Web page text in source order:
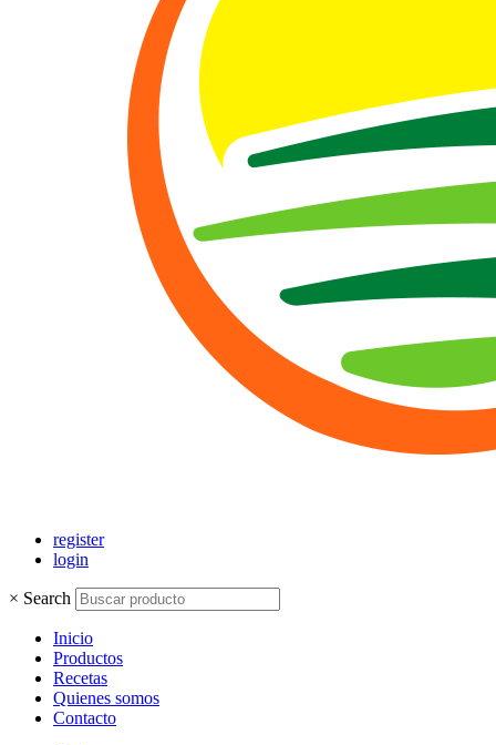
register
login
× Search
Inicio
Productos
Recetas
Quienes somos
Contacto